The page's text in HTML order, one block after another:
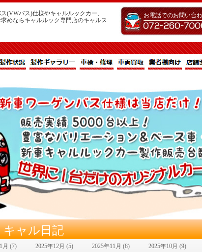
(VWバス)仕様やキャルルックカー、
めならキャルルック専門店のキャルス
お電話でのお問い合
キャル日記
月 (7) 2025年12月 (5) 2025年11月 (8)
2025年10月 (9)